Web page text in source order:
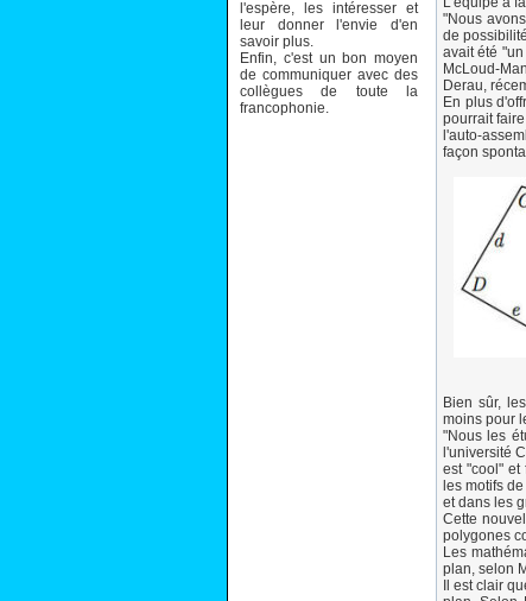
l'espère, les intéresser et
leur donner l'envie d'en
savoir plus.
Enfin, c'est un bon moyen
de communiquer avec des
collègues de toute la
francophonie.
"Nous
de
avait été
McLoud-
Derau,
En plus
pourrait
l'auto-
façon
Bien sûr,
moins pour
"Nous les
l'université
est "cool" et
les motifs
et dans les
Cette
polygones
Les
plan, selon
Il est clair